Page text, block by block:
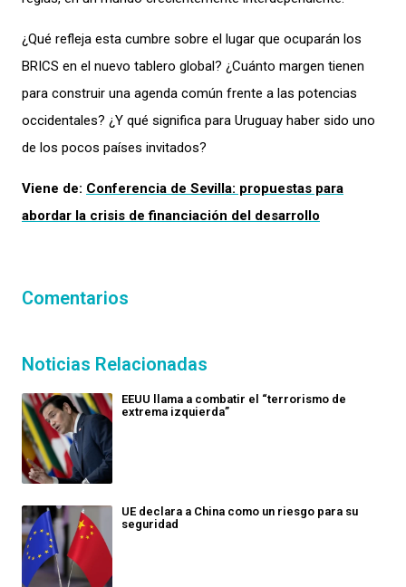
¿Qué refleja esta cumbre sobre el lugar que ocuparán los
BRICS en el nuevo tablero global? ¿Cuánto margen tienen
para construir una agenda común frente a las potencias
occidentales? ¿Y qué significa para Uruguay haber sido uno
de los pocos países invitados?
Viene de: Conferencia de Sevilla: propuestas para
abordar la crisis de financiación del desarrollo
Comentarios
Noticias Relacionadas
EEUU llama a combatir el “terrorismo de
extrema izquierda”
UE declara a China como un riesgo para su
seguridad